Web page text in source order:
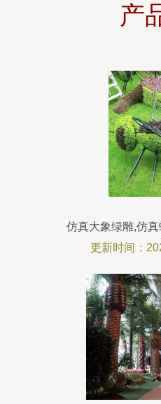
产
仿真大象绿雕,仿
雕
更新时间：